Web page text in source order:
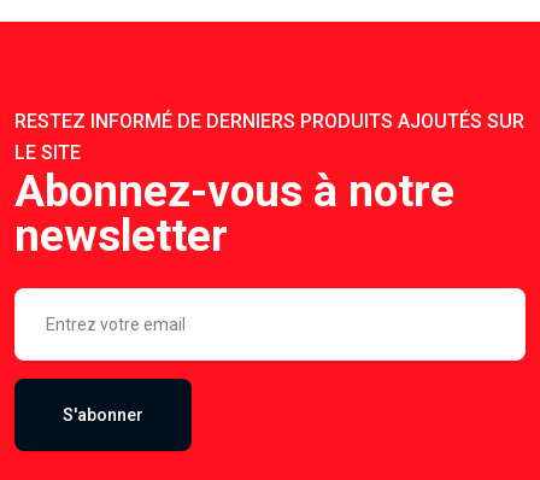
RESTEZ INFORMÉ DE DERNIERS PRODUITS AJOUTÉS SUR
LE SITE
Abonnez-vous à notre
newsletter
S'abonner